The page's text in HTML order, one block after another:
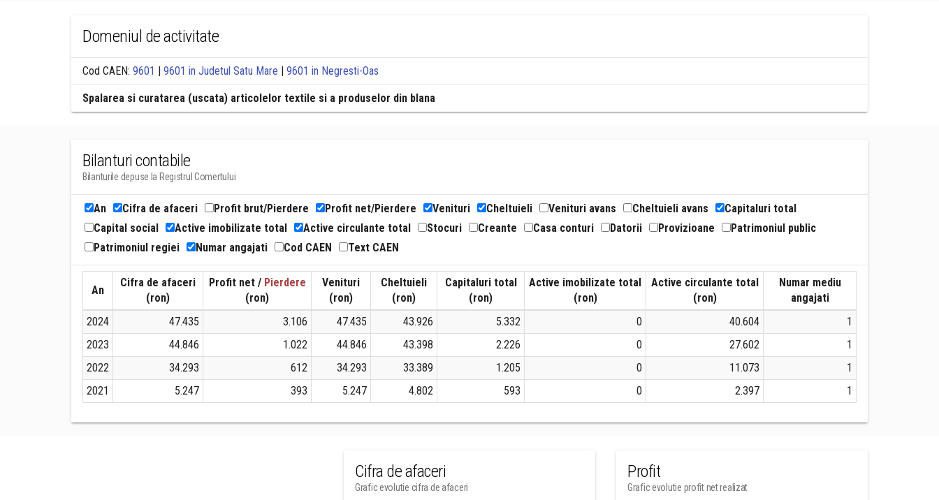
Domeniul de activitate
Cod CAEN: 9601 | 9601 in Judetul Satu Mare | 9601 in Negresti-Oas
Spalarea si curatarea (uscata) articolelor textile si a produselor din blana
Bilanturi contabile
Bilanturile depuse la Registrul Comertului
An Cifra de afaceri Profit brut/Pierdere Profit net/Pierdere Venituri Cheltuieli Venituri avans Cheltuieli avans
Capitaluri total
Capital social
Active imobilizate total Active circulante total Stocuri Creante Casa conturi Datorii Provizioane
Patrimoniul public
Patrimoniul regiei
Numar angajati Cod CAEN Text CAEN
An
Cifra de afaceri
(ron)
Profit net / Pierdere
(ron)
Venituri
(ron)
Cheltuieli
(ron)
Capitaluri total
(ron)
Active imobilizate total
(ron)
Active circulante total
(ron)
Numar mediu
angajati
2024
47.435 3.106 47.435 43.926 5.332 0 40.604
1
2023
44.846 1.022 44.846 43.398 2.226 0 27.602
1
2022
34.293 612 34.293 33.389 1.205 0 11.073
1
2021
5.247 393 5.247 4.802 593 0 2.397 1
Cifra de afaceri
Grafic evolutie cifra de afaceri
Profit
Grafic evolutie profit net realizat